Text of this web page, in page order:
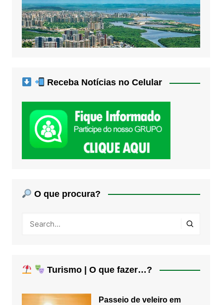
Receba Notícias no Celular
O que procura?
Turismo | O que fazer…?
Passeio de veleiro em